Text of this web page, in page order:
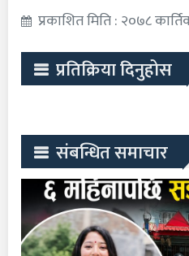
प्रकाशित मिति : २०७८
प्रतिक्रिया दिनुहोस
संबन्धित समाचार